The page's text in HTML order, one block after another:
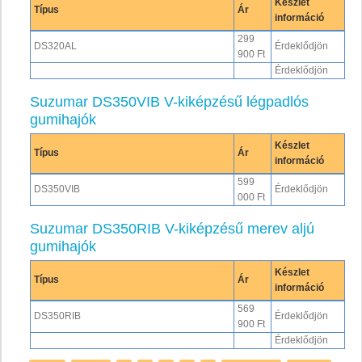
Típus Ár
információ
DS320AL
299
900 Ft
Érdeklődjön
Érdeklődjön
Suzumar DS350VIB V-kiképzésű légpadlós
gumihajók
Típus Ár
Készlet
információ
DS350VIB
599
000 Ft
Érdeklődjön
Suzumar DS350RIB V-kiképzésű merev aljú
gumihajók
Típus Ár
Készlet
információ
DS350RIB
569
900 Ft
Érdeklődjön
Érdeklődjön